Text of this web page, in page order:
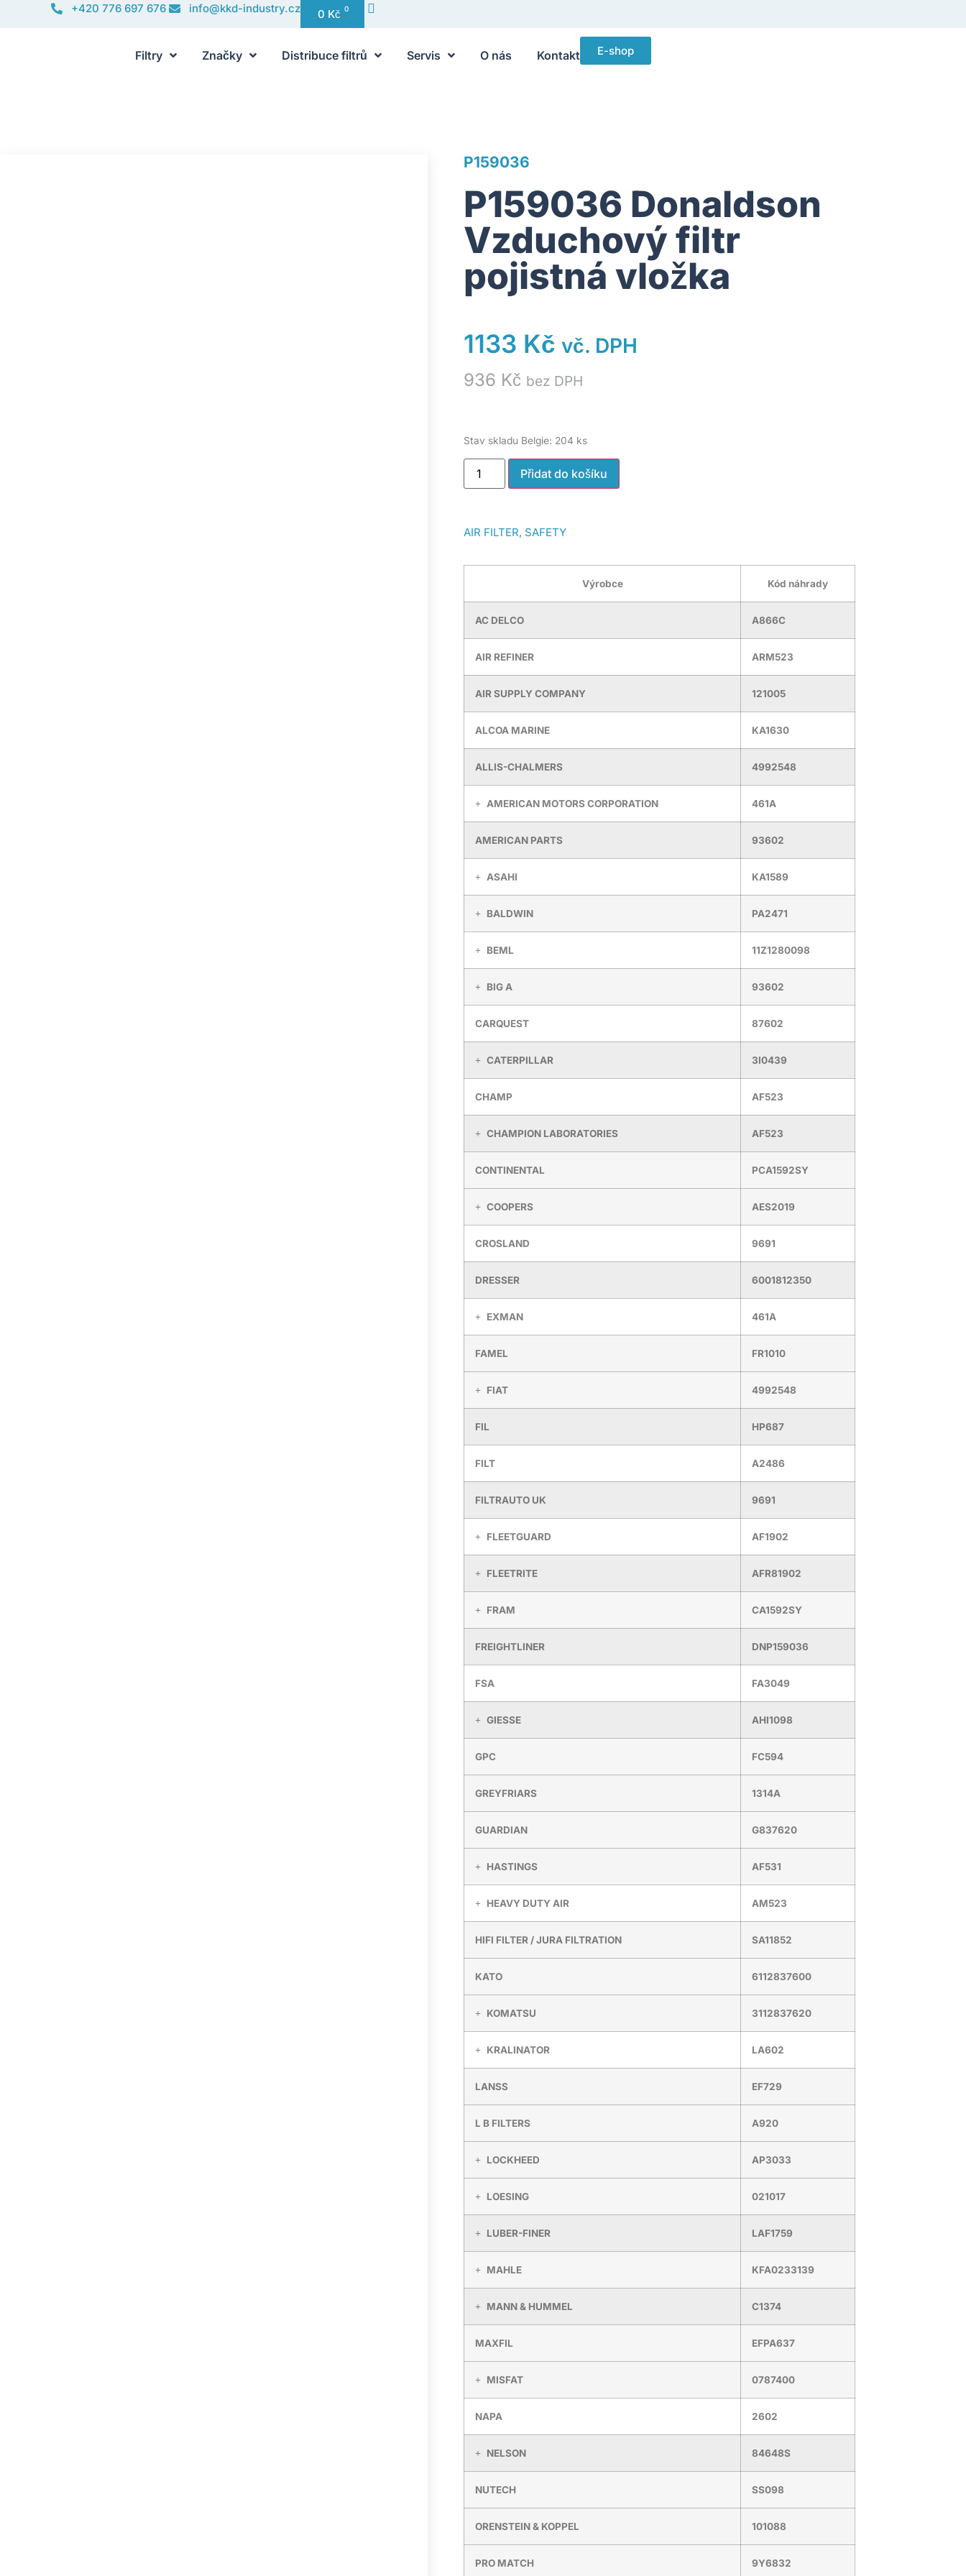
+420 776 697 676 info@kkd-industry.cz 0 Kč 0
Filtry Značky Distribuce filtrů Servis O nás Kontakt E-shop
P159036
P159036 Donaldson
Vzduchový filtr
pojistná vložka
1133 Kč vč. DPH
936 Kč bez DPH
Stav skladu Belgie: 204 ks
Přidat do košíku
AIR FILTER, SAFETY
Výrobce Kód náhrady
AC DELCO A866C
AIR REFINER ARM523
AIR SUPPLY COMPANY 121005
ALCOA MARINE KA1630
ALLIS-CHALMERS 4992548
AMERICAN MOTORS CORPORATION 461A
AMERICAN PARTS 93602
ASAHI KA1589
BALDWIN PA2471
BEML 11Z1280098
BIG A 93602
CARQUEST 87602
CATERPILLAR 3I0439
CHAMP AF523
CHAMPION LABORATORIES AF523
CONTINENTAL PCA1592SY
COOPERS AES2019
CROSLAND 9691
DRESSER 6001812350
EXMAN 461A
FAMEL FR1010
FIAT 4992548
FIL HP687
FILT A2486
FILTRAUTO UK 9691
FLEETGUARD AF1902
FLEETRITE AFR81902
FRAM CA1592SY
FREIGHTLINER DNP159036
FSA FA3049
GIESSE AHI1098
GPC FC594
GREYFRIARS 1314A
GUARDIAN G837620
HASTINGS AF531
HEAVY DUTY AIR AM523
HIFI FILTER / JURA FILTRATION SA11852
KATO 6112837600
KOMATSU 3112837620
KRALINATOR LA602
LANSS EF729
L B FILTERS A920
LOCKHEED AP3033
LOESING 021017
LUBER-FINER LAF1759
MAHLE KFA0233139
MANN & HUMMEL C1374
MAXFIL EFPA637
MISFAT 0787400
NAPA 2602
NELSON 84648S
NUTECH SS098
ORENSTEIN & KOPPEL 101088
PRO MATCH 9Y6832